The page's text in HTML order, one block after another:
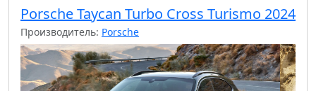
Porsche Taycan Turbo Cross Turismo 2024
Производитель: Porsche